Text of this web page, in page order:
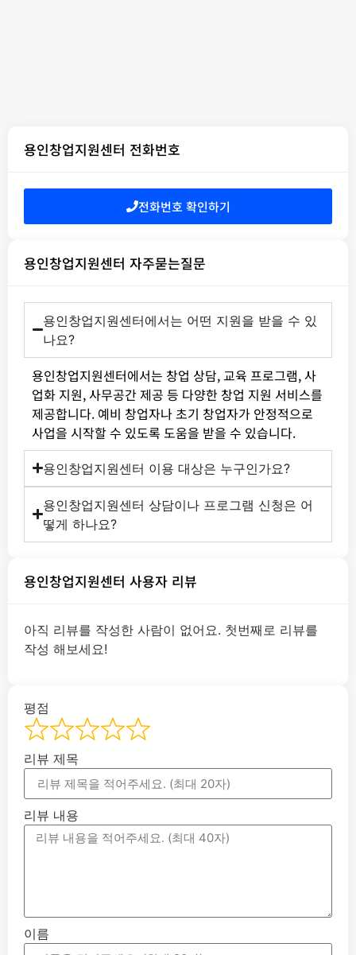
용인창업지원센터 전화번호
전화번호 확인하기
용인창업지원센터 자주묻는질문
용인창업지원센터에서는 어떤 지원을 받을 수 있
나요?
용인창업지원센터에서는 창업 상담, 교육 프로그램, 사
업화 지원, 사무공간 제공 등 다양한 창업 지원 서비스를
제공합니다. 예비 창업자나 초기 창업자가 안정적으로
사업을 시작할 수 있도록 도움을 받을 수 있습니다.
용인창업지원센터 이용 대상은 누구인가요?
용인창업지원센터 상담이나 프로그램 신청은 어
떻게 하나요?
용인창업지원센터 사용자 리뷰
아직 리뷰를 작성한 사람이 없어요. 첫번째로 리뷰를
작성 해보세요!
평점
리뷰 제목
리뷰 내용
이름